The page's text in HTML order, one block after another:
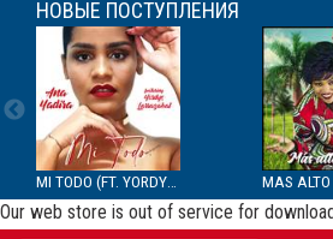
НОВЫЕ ПОСТУПЛЕНИЯ
MAS ALTO
Our web store is out of service for